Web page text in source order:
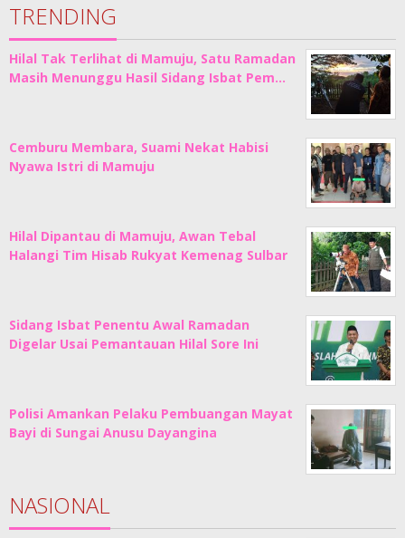
TRENDING
Hilal Tak Terlihat di Mamuju, Satu Ramadan
Masih Menunggu Hasil Sidang Isbat Pem…
Cemburu Membara, Suami Nekat Habisi
Nyawa Istri di Mamuju
Hilal Dipantau di Mamuju, Awan Tebal
Halangi Tim Hisab Rukyat Kemenag Sulbar
Sidang Isbat Penentu Awal Ramadan
Digelar Usai Pemantauan Hilal Sore Ini
Polisi Amankan Pelaku Pembuangan Mayat
Bayi di Sungai Anusu Dayangina
NASIONAL